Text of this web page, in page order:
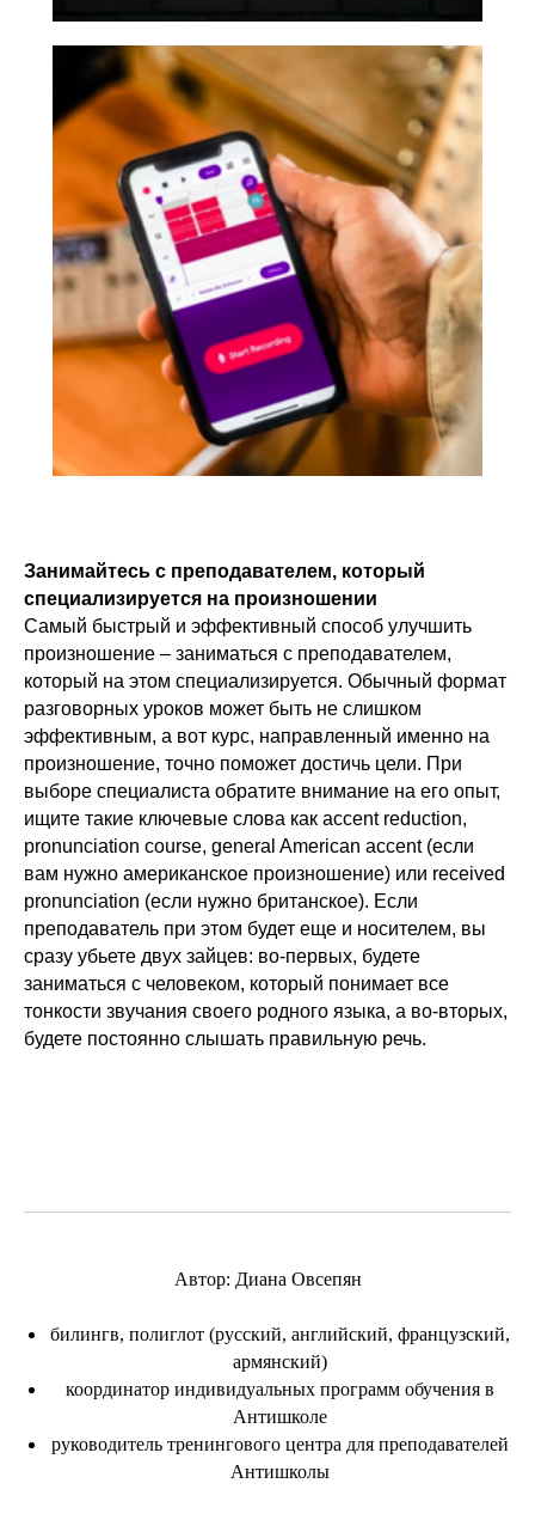
Занимайтесь с преподавателем, который
специализируется на произношении
Самый быстрый и эффективный способ улучшить
произношение – заниматься с преподавателем,
который на этом специализируется. Обычный формат
разговорных уроков может быть не слишком
эффективным, а вот курс, направленный именно на
произношение, точно поможет достичь цели. При
выборе специалиста обратите внимание на его опыт,
ищите такие ключевые слова как accent reduction,
pronunciation course, general American accent (если
вам нужно американское произношение) или received
pronunciation (если нужно британское). Если
преподаватель при этом будет еще и носителем, вы
сразу убьете двух зайцев: во-первых, будете
заниматься с человеком, который понимает все
тонкости звучания своего родного языка, а во-вторых,
будете постоянно слышать правильную речь.
Автор: Диана Овсепян
билингв, полиглот (русский, английский, французский,
армянский)
координатор индивидуальных программ обучения в
Антишколе
руководитель тренингового центра для преподавателей
Антишколы